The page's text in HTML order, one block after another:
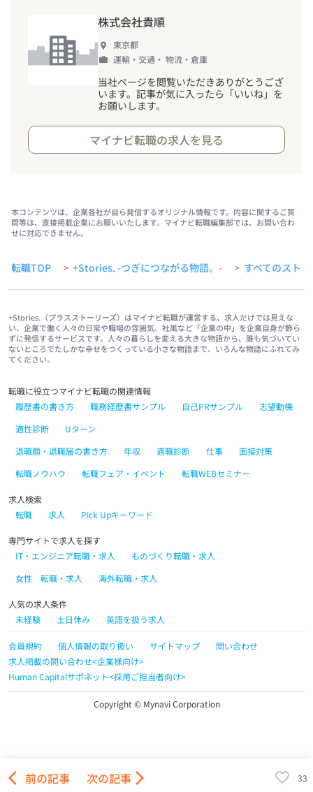
株式会社貴順
東京都
運輸・交通・ 物流・倉庫
当社ページを閲覧いただきありがとうござ
います。記事が気に入ったら「いいね」を
お願いします。
マイナビ転職の求人を見る
本コンテンツは、企業各社が自ら発信するオリジナル情報です。内容に関するご質
問等は、直接掲載企業にお願いいたします。マイナビ転職編集部では、お問い合わ
せに対応できません。
転職TOP > +Stories. -つぎにつながる物語。- > すべてのスト
arrow_back_ios 前の記事 次の記事 arrow_forward_ios 33
+Stories.（プラスストーリーズ）はマイナビ転職が運営する、求人だけでは見えな
い、企業で働く人々の日常や職場の雰囲気、社風など「企業の中」を企業自身が飾ら
ずに発信するサービスです。人々の暮らしを変える大きな物語から、誰も気づいてい
ないところでたしかな幸せをつくっている小さな物語まで、いろんな物語にふれてみ
てください。
転職に役立つマイナビ転職の関連情報
履歴書の書き方
職務経歴書サンプル 自己PRサンプル
志望動機
適性診断
Uターン
退職願・退職届の書き方
年収 適職診断 仕事
面接対策
転職ノウハウ
転職フェア・イベント 転職WEBセミナー
求人検索
転職
求人 Pick Upキーワード
専門サイトで求人を探す
IT・エンジニア転職・求人
ものづくり転職・求人
女性 転職・求人
海外転職・求人
人気の求人条件
未経験
土日休み 英語を扱う求人
会員規約 個人情報の取り扱い サイトマップ
問い合わせ
求人掲載の問い合わせ<企業様向け>
Human Capitalサポネット<採用ご担当者向け>
Copyright © Mynavi Corporation